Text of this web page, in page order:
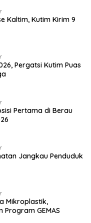
Kaltim, Kutim Kirim 9
Pergatsi Kutim Puas
Pertama di Berau
Jangkau Penduduk
Mikroplastik,
Program GEMAS